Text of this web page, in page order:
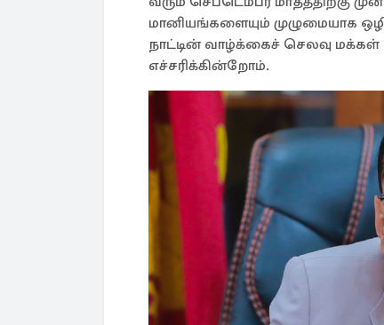
மானியங்களையும் முழுமையாக
நாட்டின் வாழ்க்கைச் செலவு மக்கள்
எச்சரிக்கின்றோம்.